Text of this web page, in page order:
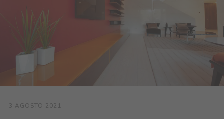
3 AGOSTO 2021